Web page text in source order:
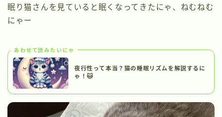
眠り猫さんを見ていると眠くなってきたにゃ、ねむねむ
にゃー
あわせて読みたいにゃ
夜行性って本当？猫の睡眠リズムを解説するに
ゃ！🐱